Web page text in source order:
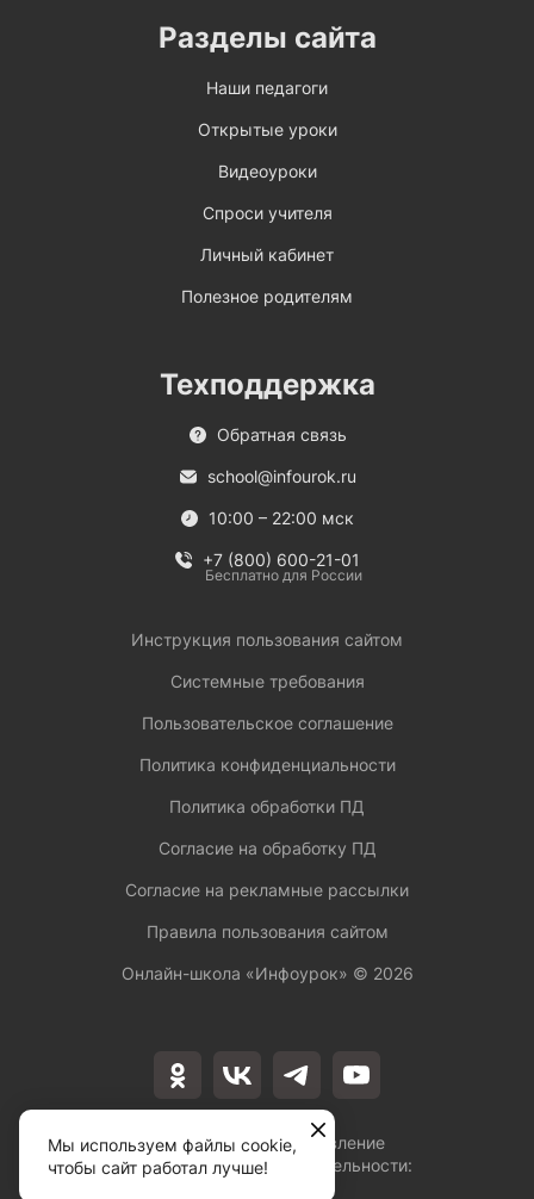
Лицензия на осуществление
образовательной деятельности:
Разделы сайта
Наши педагоги
Открытые уроки
Видеоуроки
Спроси учителя
Личный кабинет
Полезное родителям
Техподдержка
Обратная связь
school@infourok.ru
10:00 – 22:00 мск
+7 (800) 600-21-01
Бесплатно для России
Инструкция пользования сайтом
Системные требования
Пользовательское соглашение
Политика конфиденциальности
Политика обработки ПД
Согласие на обработку ПД
Согласие на рекламные рассылки
Правила пользования сайтом
Онлайн-школа «Инфоурок» © 2026
Мы используем файлы cookie,
чтобы сайт работал лучше!